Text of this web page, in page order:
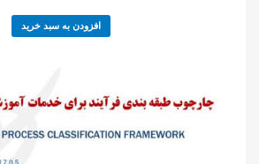
افزودن به سبد خرید